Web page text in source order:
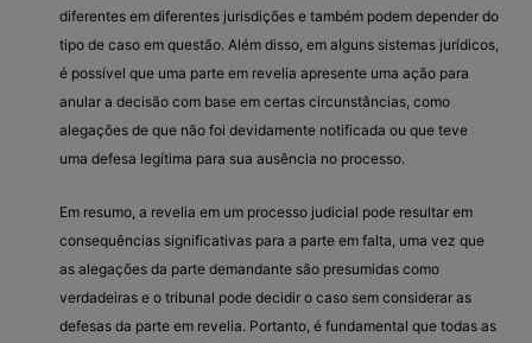
diferentes em diferentes jurisdições e também podem depender do
tipo de caso em questão. Além disso, em alguns sistemas jurídicos,
é possível que uma parte em revelia apresente uma ação para
anular a decisão com base em certas circunstâncias, como
alegações de que não foi devidamente notificada ou que teve
uma defesa legítima para sua ausência no processo.
Em resumo, a revelia em um processo judicial pode resultar em
consequências significativas para a parte em falta, uma vez que
as alegações da parte demandante são presumidas como
verdadeiras e o tribunal pode decidir o caso sem considerar as
defesas da parte em revelia. Portanto, é fundamental que todas as